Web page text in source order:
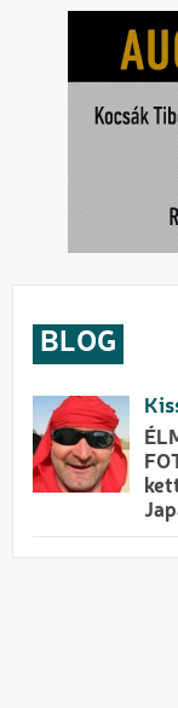
BLOG